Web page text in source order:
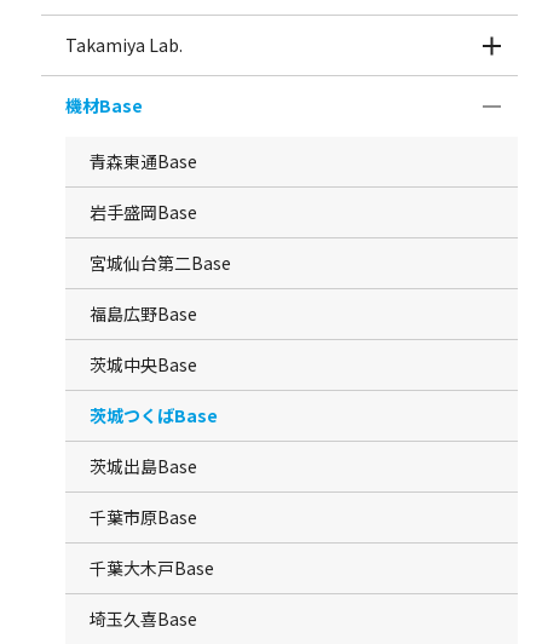
Takamiya Lab.
機材Base
青森東通Base
岩手盛岡Base
宮城仙台第二Base
福島広野Base
茨城中央Base
茨城つくばBase
茨城出島Base
千葉市原Base
千葉大木戸Base
埼玉久喜Base